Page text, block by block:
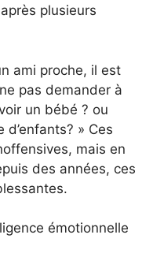
plusieurs
ami proche, il est
pas demander à
un bébé ? ou
d’enfants? » Ces
mais en
des années, ces
émotionnelle